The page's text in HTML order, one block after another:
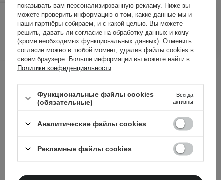
552,00 ГРН 690,00 ГРН / шт.
ДОБАВИТЬ В КОРЗИНУ
Другие клиенты также
показывать вам персонализированную рекламу. Ниже вы
можете проверить информацию о том, какие данные мы и
наши партнёры собираем, и с какой целью. Вы можете
решить, давать ли согласие на обработку данных и кому
(кроме необходимых функциональных данных). Отменить
согласие можно в любой момент, удалив файлы cookies в
своём браузере. Больше информации вы можете найти в
Политике конфиденциальности
Функциональные файлы cookies
(обязательные)
Всегда
активны
Аналитические файлы cookies
Рекламные файлы cookies